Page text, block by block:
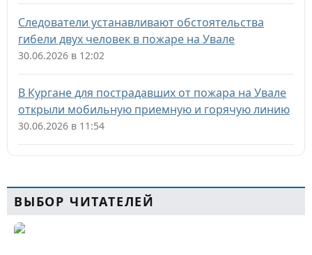
Следователи устанавливают обстоятельства
гибели двух человек в пожаре на Увале
30.06.2026 в 12:02
В Кургане для пострадавших от пожара на Увале
открыли мобильную приемную и горячую линию
30.06.2026 в 11:54
ВЫБОР ЧИТАТЕЛЕЙ